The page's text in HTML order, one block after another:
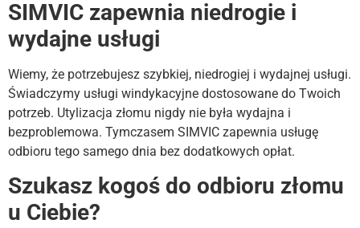
SIMVIC zapewnia niedrogie i
wydajne usługi
Wiemy, że potrzebujesz szybkiej, niedrogiej i wydajnej usługi.
Świadczymy usługi windykacyjne dostosowane do Twoich
potrzeb. Utylizacja złomu nigdy nie była wydajna i
bezproblemowa. Tymczasem SIMVIC zapewnia usługę
odbioru tego samego dnia bez dodatkowych opłat.
Szukasz kogoś do odbioru złomu
u Ciebie?